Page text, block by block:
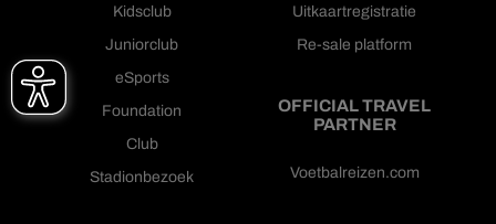
Kidsclub
Juniorclub
eSports
Foundation
Club
Stadionbezoek
Uitkaartregistratie
Re-sale platform
OFFICIAL TRAVEL
PARTNER
Voetbalreizen.com